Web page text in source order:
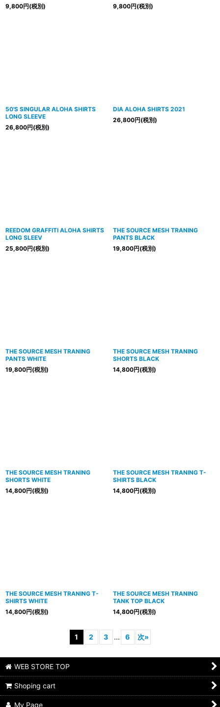
9,800円(税別)
9,800円(税別)
50'S SINGULAR ALOHA SHIRTS
LONG SLEEVE
26,800円(税別)
DIA ALOHA SHIRTS 2021
26,800円(税別)
REEDOM GRAFFITI ALOHA SHIRTS
LONG SLEEV
25,800円(税別)
THE SOURCE MESH TRANING
PANTS BLACK
19,800円(税別)
THE SOURCE MESH TRANING
PANTS WHITE
19,800円(税別)
THE SOURCE MESH TRANING
SHORTS BLACK
14,800円(税別)
THE SOURCE MESH TRANING
SHORTS WHITE
14,800円(税別)
THE SOURCE MESH TRANING T-
SHIRTS BLACK
14,800円(税別)
THE SOURCE MESH TRANING T-
SHIRTS WHITE
14,800円(税別)
THE SOURCE MESH TRANING
TANK TOP BLACK
14,800円(税別)
1 2 3 ... 6 次»
WEB STORE TOP
Shoping cart
My Page